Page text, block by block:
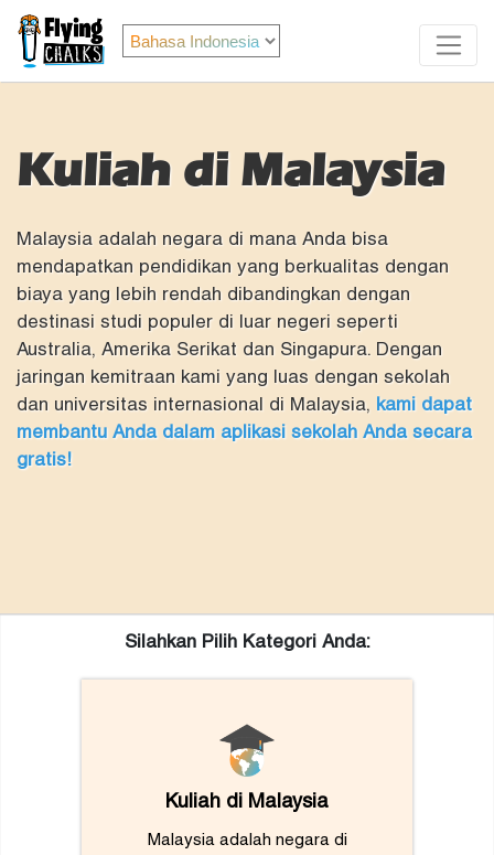
Kuliah di Malaysia
Malaysia adalah negara di mana Anda bisa
mendapatkan pendidikan yang berkualitas dengan
biaya yang lebih rendah dibandingkan dengan
destinasi studi populer di luar negeri seperti
Australia, Amerika Serikat dan Singapura. Dengan
jaringan kemitraan kami yang luas dengan sekolah
dan universitas internasional di Malaysia, kami dapat
membantu Anda dalam aplikasi sekolah Anda secara
gratis!
Silahkan Pilih Kategori Anda:
Kuliah di Malaysia
Malaysia adalah negara di